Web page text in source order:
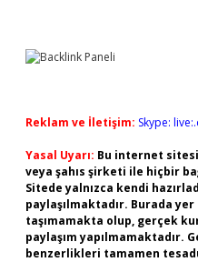
Reklam ve İletişim: Skype:
Yasal Uyarı: Bu internet
veya şahıs şirketi ile hiçbir
Sitede yalnızca kendi
paylaşılmaktadır. Burada
taşımamakta olup, gerçek
paylaşım yapılmamaktadır.
benzerlikleri tamamen